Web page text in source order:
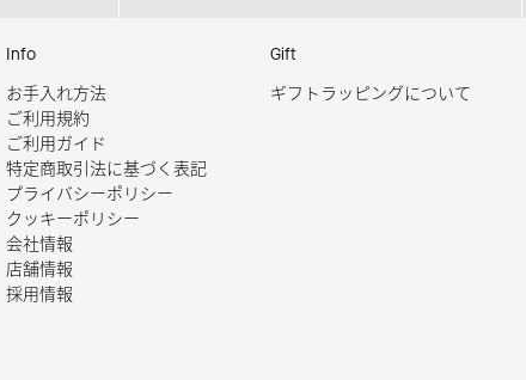
Info
お手入れ方法
ご利用規約
ご利用ガイド
特定商取引法に基づく表記
プライバシーポリシー
クッキーポリシー
会社情報
店舗情報
採用情報
Gift
ギフトラッピングについて